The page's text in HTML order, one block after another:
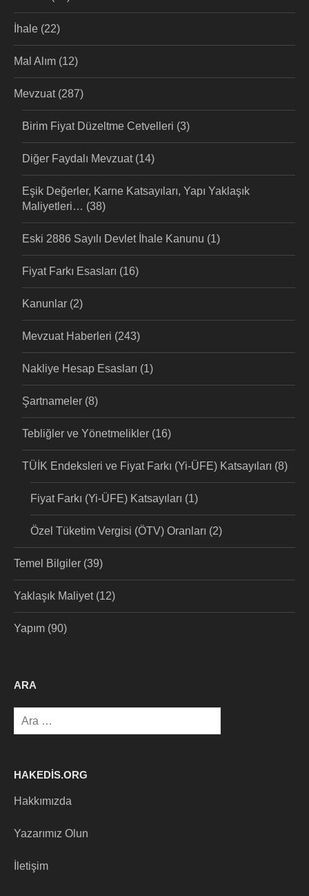
İhale (22)
Mal Alım (12)
Mevzuat(287)
Birim Fiyat Düzeltme Cetvelleri (3)
Diğer Faydalı Mevzuat(14)
Eşik Değerler, Karne Katsayıları, Yapı Yaklaşık
Maliyetleri… (38)
Eski 2886 Sayılı Devlet İhale Kanunu (1)
Fiyat Farkı Esasları (16)
Kanunlar (2)
Mevzuat Haberleri (243)
Nakliye Hesap Esasları (1)
Şartnameler (8)
Tebliğler ve Yönetmelikler (16)
TÜİK Endeksleri ve Fiyat Farkı (Yi-ÜFE) Katsayıları (8)
Fiyat Farkı (Yi-ÜFE) Katsayıları (1)
Özel Tüketim Vergisi (ÖTV) Oranları (2)
Temel Bilgiler (39)
Yaklaşık Maliyet(12)
Yapım (90)
ARA
Arama:
HAKEDIS.ORG
Hakkımızda
Yazarımız Olun
İletişim